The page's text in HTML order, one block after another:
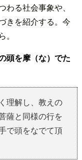
る社会事象や、
きを紹介する。今
頭を摩（な）でた
理解し、教えの
薩と同様の行を
で頭をなでて頂